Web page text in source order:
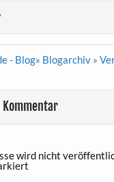
- Blog» Blogarchiv »
wird nicht